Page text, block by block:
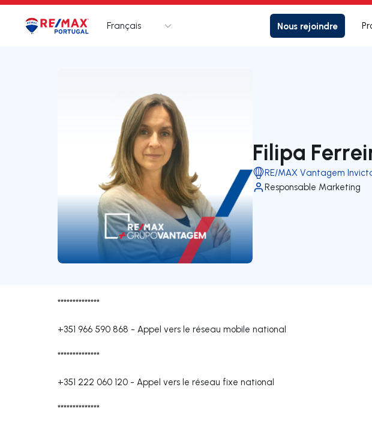
Logo Aller à la page d’accueil
Français Nous rejoindre
Filipa
RE/MAX Vantagem
Responsable Marketing
**************
+351 966 590 868 - Appel vers le réseau mobile national
**************
+351 222 060 120 - Appel vers le réseau fixe national
**************